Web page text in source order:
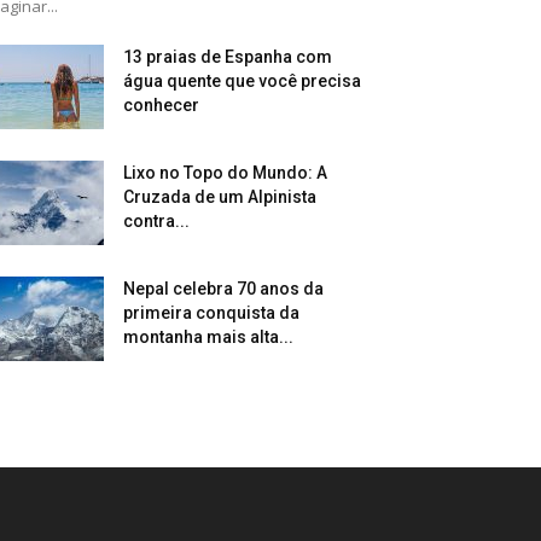
13 praias de Espanha com
água quente que você precisa
conhecer
Lixo no Topo do Mundo: A
Cruzada de um Alpinista
contra...
Nepal celebra 70 anos da
primeira conquista da
montanha mais alta...